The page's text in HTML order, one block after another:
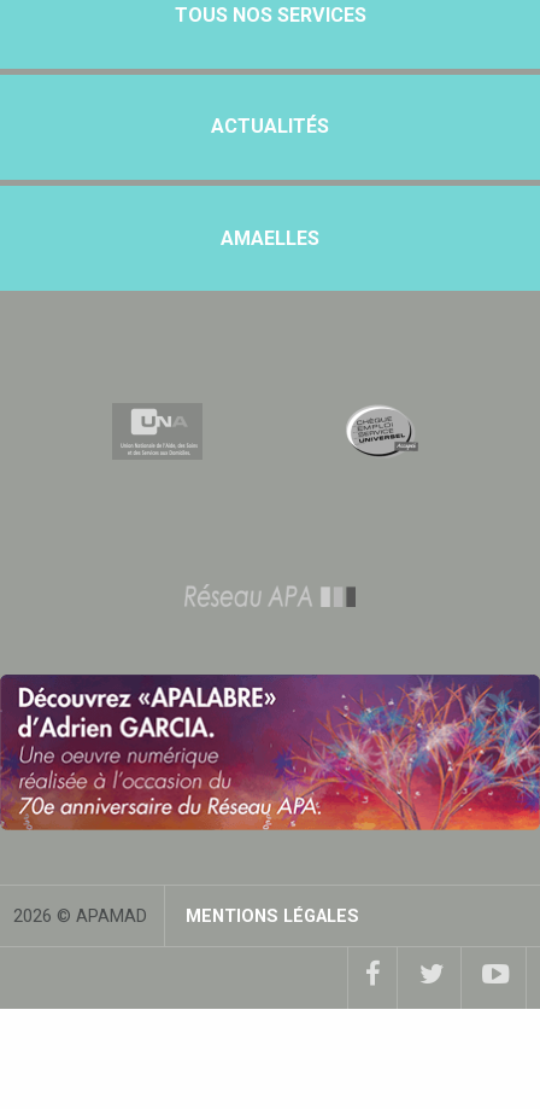
TOUS NOS SERVICES
ACTUALITÉS
AMAELLES
2026 © APAMAD MENTIONS LÉGALES